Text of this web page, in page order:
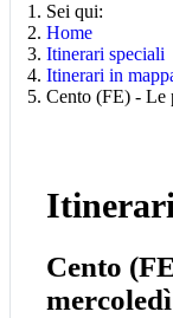
Sei qui:
Home
Itinerari speciali
Itinerari in
Cento (FE) - Le
Cento